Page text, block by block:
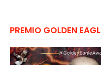
PREMIO GOLDEN